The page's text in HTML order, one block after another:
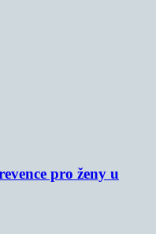
pro ženy u